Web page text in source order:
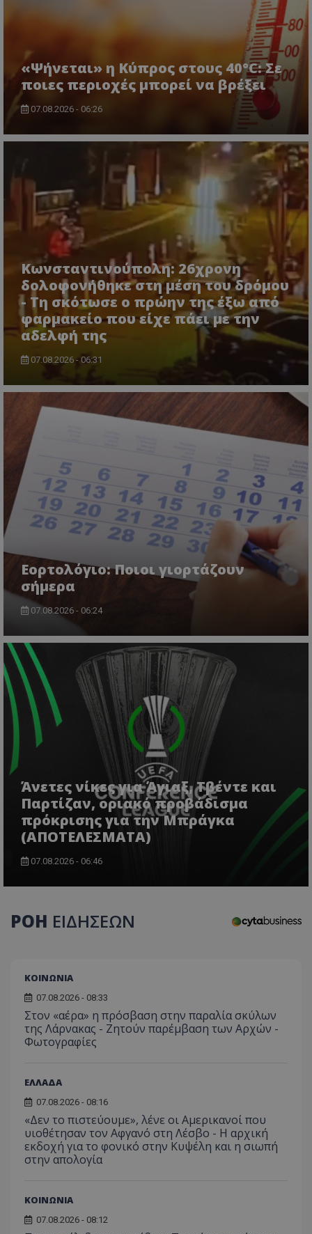
«Ψήνεται» η Κύπρος στους 40°C: Σε
ποιες περιοχές μπορεί να βρέξει
07.08.2026 - 06:26
Κωνσταντινούπολη: 26χρονη
δολοφονήθηκε στη μέση του δρόμου
- Τη σκότωσε ο πρώην της έξω από
φαρμακείο που είχε πάει με την
αδελφή της
07.08.2026 - 06:31
Εορτολόγιο: Ποιοι γιορτάζουν
σήμερα
07.08.2026 - 06:24
Άνετες νίκες για Άγιαξ, Τβέντε και
Παρτίζαν, οριακό προβάδισμα
πρόκρισης για την Μπράγκα
(ΑΠΟΤΕΛΕΣΜΑΤΑ)
07.08.2026 - 06:46
ΡΟΗ ΕΙΔΗΣΕΩΝ
ΚΟΙΝΩΝΙΑ
07.08.2026 - 08:33
Στον «αέρα» η πρόσβαση στην παραλία σκύλων
της Λάρνακας - Ζητούν παρέμβαση των Αρχών -
Φωτογραφίες
ΕΛΛΑΔΑ
07.08.2026 - 08:16
«Δεν το πιστεύουμε», λένε οι Αμερικανοί που
υιοθέτησαν τον Αφγανό στη Λέσβο - Η αρχική
εκδοχή για το φονικό στην Κυψέλη και η σιωπή
στην απολογία
ΚΟΙΝΩΝΙΑ
07.08.2026 - 08:12
τον
οποίο
του
1 χρόνος 1
μήνας
από το